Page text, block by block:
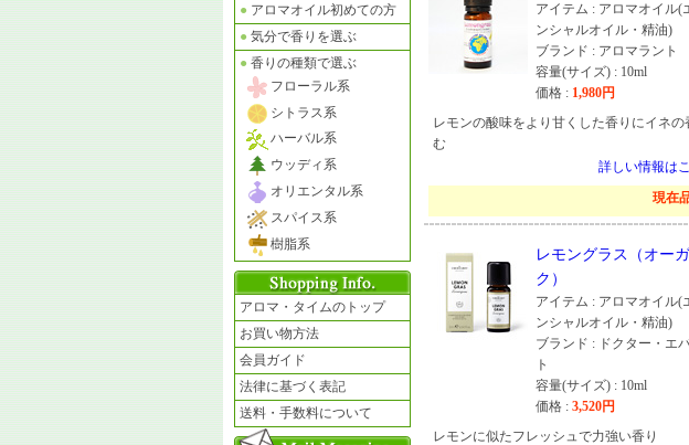
● アロマオイル初めての方
● 気分で香りを選ぶ
● 香りの種類で選ぶ
フローラル系
シトラス系
ハーバル系
ウッディ系
オリエンタル系
スパイス系
樹脂系
アロマ・タイムのトップ
お買い物方法
会員ガイド
法律に基づく表記
送料・手数料について
アイテム : アロマオイル(
ンシャルオイル・精油)
ブランド : アロマラント
容量(サイズ) : 10ml
価格 : 1,980円
レモンの酸味をより甘くした香りにイネの
む
詳しい情報は
現在
レモングラス（オー
ク）
アイテム : アロマオイル(
ンシャルオイル・精油)
ブランド : ドクター・エ
ト
容量(サイズ) : 10ml
価格 : 3,520円
レモンに似たフレッシュで力強い香り